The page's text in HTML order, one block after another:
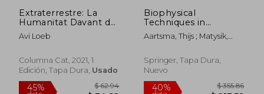
Extraterrestre: La
Humanitat Davant del
Primer Senyal de Vida
Intel·Ligent més Anllà
Columna) (en
Catalán)
Avi Loeb
Columna Cat, 2021, 1
Edición, Tapa Dura, Usado
Biophysical
Techniques in
Photosynthesis,
Volume II (en Inglés)
Aartsma, Thijs ; Matysik,
Springer, Tapa Dura,
Nuevo